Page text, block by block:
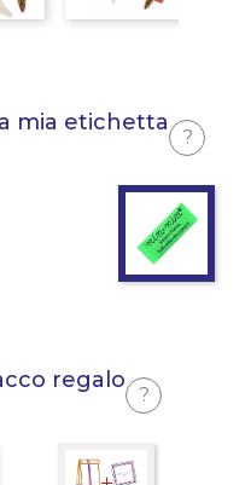
mia etichetta
?
regalo
?